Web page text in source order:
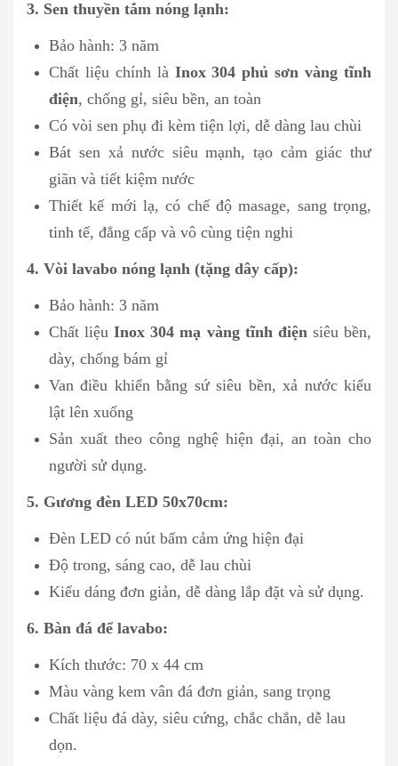
3. Sen thuyền tắm nóng lạnh:
Bảo hành: 3 năm
Chất liệu chính là Inox 304 phủ sơn vàng tĩnh
điện, chống gỉ, siêu bền, an toàn
Có vòi sen phụ đi kèm tiện lợi, dễ dàng lau chùi
Bát sen xả nước siêu mạnh, tạo cảm giác thư
giãn và tiết kiệm nước
Thiết kế mới lạ, có chế độ masage, sang trọng,
tinh tế, đẳng cấp và vô cùng tiện nghi
4. Vòi lavabo nóng lạnh (tặng dây cấp):
Bảo hành: 3 năm
Chất liệuInox 304 mạ vàng tĩnh điệnsiêu bền,
dày, chống bám gỉ
Van điều khiển bằng sứ siêu bền, xả nước kiểu
lật lên xuống
Sản xuất theo công nghệ hiện đại, an toàn cho
người sử dụng.
5. Gương đèn LED 50x70cm:
Đèn LED có nút bấm cảm ứng hiện đại
Độ trong, sáng cao, dễ lau chùi
Kiểu dáng đơn giản, dễ dàng lắp đặt và sử dụng.
6. Bàn đá để lavabo:
Kích thước: 70 x 44 cm
Màu vàng kem vân đá đơn giản, sang trọng
Chất liệu đá dày, siêu cứng, chắc chắn, dễ lau
dọn.